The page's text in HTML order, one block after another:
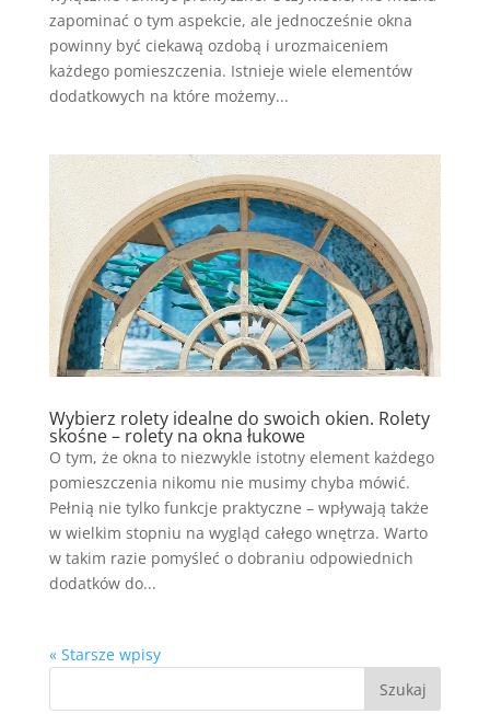
zapominać o tym aspekcie, ale jednocześnie okna
powinny być ciekawą ozdobą i urozmaiceniem
każdego pomieszczenia. Istnieje wiele elementów
dodatkowych na które możemy...
Wybierz rolety idealne do swoich okien. Rolety
skośne – rolety na okna łukowe
O tym, że okna to niezwykle istotny element każdego
pomieszczenia nikomu nie musimy chyba mówić.
Pełnią nie tylko funkcje praktyczne – wpływają także
w wielkim stopniu na wygląd całego wnętrza. Warto
w takim razie pomyśleć o dobraniu odpowiednich
dodatków do...
« Starsze wpisy